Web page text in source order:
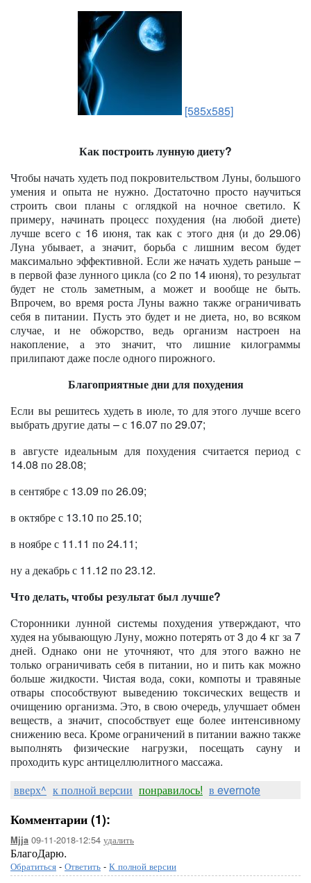
[585x585]
Как построить лунную диету?
Чтобы начать худеть под покровительством Луны, большого
умения и опыта не нужно. Достаточно просто научиться
строить свои планы с оглядкой на ночное светило. К
примеру, начинать процесс похудения (на любой диете)
лучше всего с 16 июня, так как с этого дня (и до 29.06)
Луна убывает, а значит, борьба с лишним весом будет
максимально эффективной. Если же начать худеть раньше –
в первой фазе лунного цикла (со 2 по 14 июня), то результат
будет не столь заметным, а может и вообще не быть.
Впрочем, во время роста Луны важно также ограничивать
себя в питании. Пусть это будет и не диета, но, во всяком
случае, и не обжорство, ведь организм настроен на
накопление, а это значит, что лишние килограммы
прилипают даже после одного пирожного.
Благоприятные дни для похудения
Если вы решитесь худеть в июле, то для этого лучше всего
выбрать другие даты – с 16.07 по 29.07;
в августе идеальным для похудения считается период с
14.08 по 28.08;
в сентябре с 13.09 по 26.09;
в октябре с 13.10 по 25.10;
в ноябре с 11.11 по 24.11;
ну а декабрь с 11.12 по 23.12.
Что делать, чтобы результат был лучше?
Сторонники лунной системы похудения утверждают, что
худея на убывающую Луну, можно потерять от 3 до 4 кг за 7
дней. Однако они не уточняют, что для этого важно не
только ограничивать себя в питании, но и пить как можно
больше жидкости. Чистая вода, соки, компоты и травяные
отвары способствуют выведению токсических веществ и
очищению организма. Это, в свою очередь, улучшает обмен
веществ, а значит, способствует еще более интенсивному
снижению веса. Кроме ограничений в питании важно также
выполнять физические нагрузки, посещать сауну и
проходить курс антицеллюлитного массажа.
вверх^ к полной версии понравилось! в evernote
Комментарии (1):
Mjja 09-11-2018-12:54 удалить
БлагоДарю.
Обратиться - Ответить - К полной версии